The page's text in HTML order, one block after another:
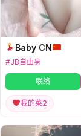
Baby CN
#JB自由身
联络
我的菜2